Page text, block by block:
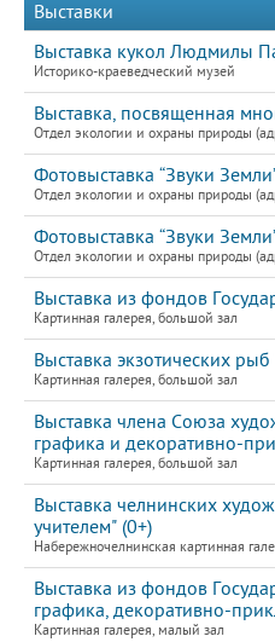
Выставки
Выставка кукол Людмилы
Историко-краеведческий музей
Выставка, посвященная
Отдел экологии и охраны природы
Фотовыставка “Звуки
Отдел экологии и охраны природы
Фотовыставка “Звуки
Отдел экологии и охраны природы
Выставка из фондов
Картинная галерея, большой зал
Выставка экзотических
Картинная галерея, большой зал
Выставка члена Союза
графика и декоративно-
Картинная галерея, большой зал
Выставка челнинских
учителем" (0+)
Набережночелнинская картинная
Выставка из фондов
графика, декоративно-
Картинная галерея, малый зал